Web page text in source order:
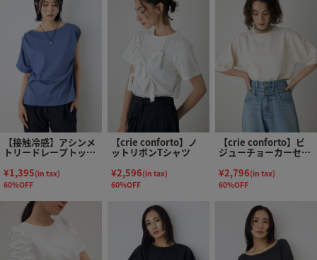
【接触冷感】アシンメ
トリードレープトップ
¥1,395(in tax)
60%OFF
【crie conforto】ノ
ットリボンTシャツ
¥2,596(in tax)
60%OFF
【crie conforto】ビ
ジューチョーカーセッ
トカットソー
¥2,796(in tax)
60%OFF